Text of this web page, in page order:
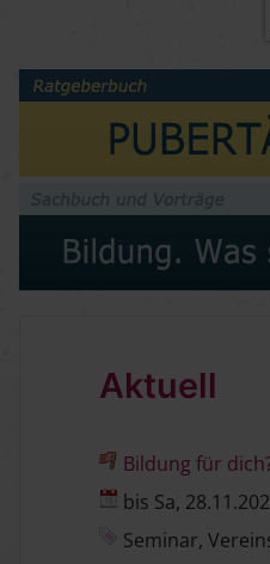
Aktuell
Bildung für
bis Sa,
Seminar,